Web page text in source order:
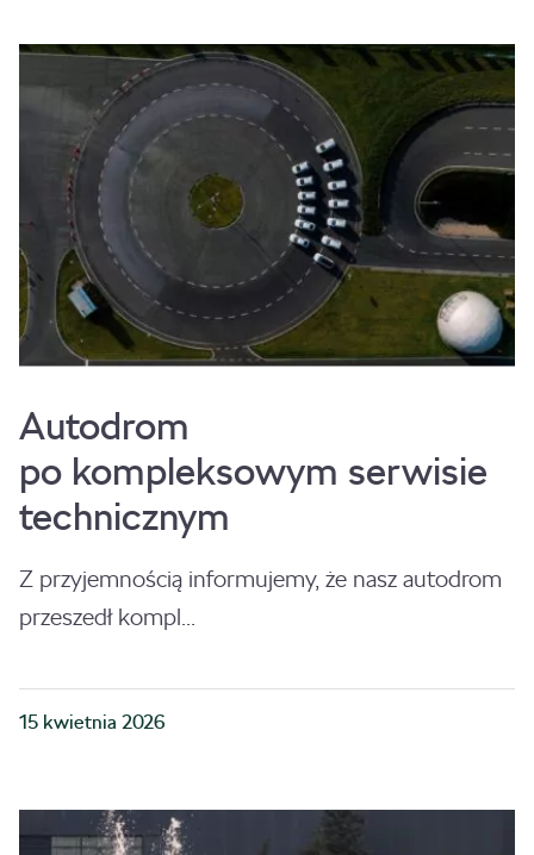
Autodrom
po kompleksowym serwisie
technicznym
Z przyjemnością informujemy, że nasz autodrom
przeszedł kompl...
15 kwietnia 2026